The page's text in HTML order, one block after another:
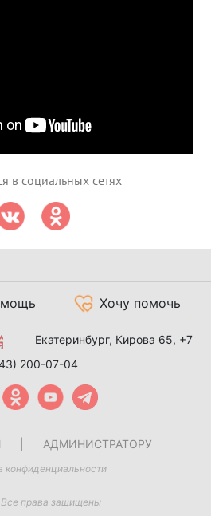
в социальных сетях
Хочу помочь
Екатеринбург, Кирова 65, +7
200-07-04
АДМИНИСТРАТОРУ
конфиденциальности
права защищены